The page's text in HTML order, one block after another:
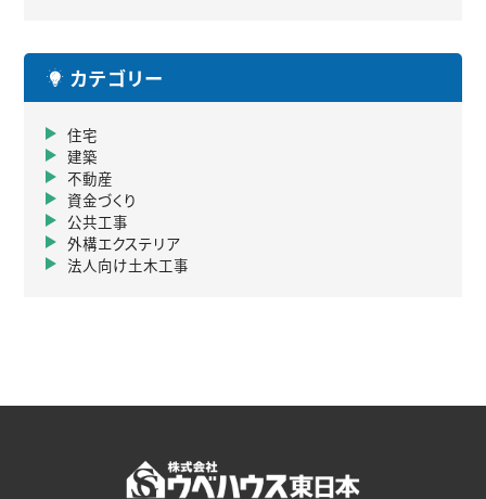
カテゴリー
住宅
建築
不動産
資金づくり
公共工事
外構エクステリア
法人向け土木工事